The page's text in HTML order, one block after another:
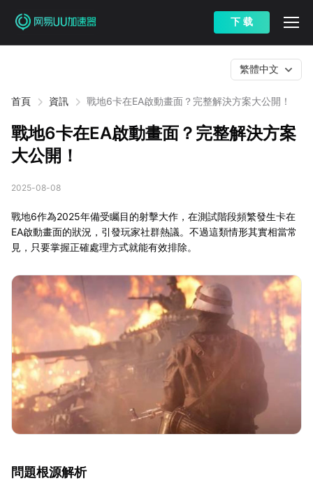
下 载
首頁 資訊 戰地6卡在EA啟動畫面？完整解決方案大公開！
繁體中文
戰地6卡在EA啟動畫面？完整解決方案
大公開！
2025-08-08
戰地6作為2025年備受矚目的射擊大作，在測試階段頻繁發生卡在
EA啟動畫面的狀況，引發玩家社群熱議。不過這類情形其實相當常
見，只要掌握正確處理方式就能有效排除。
問題根源解析